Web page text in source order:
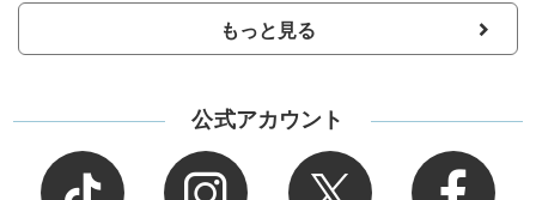
もっと見る
公式アカウント